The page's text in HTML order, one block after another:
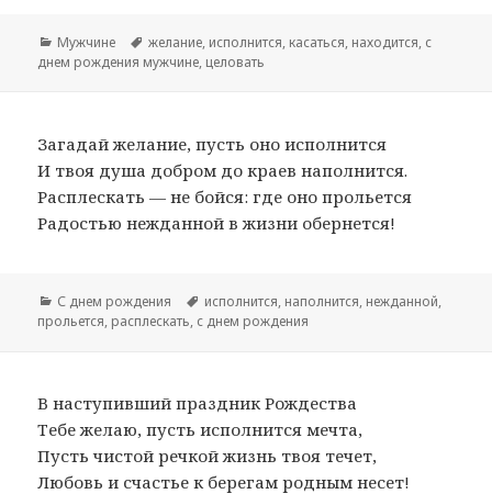
Рубрики
Мужчине Метки
желание, исполнится, касаться, находится, с
днем рождения мужчине, целовать
Загадай желание, пусть оно исполнится
И твоя душа добром до краев наполнится.
Расплескать — не бойся: где оно прольется
Радостью нежданной в жизни обернется!
Рубрики
С днем рождения Метки
исполнится, наполнится, нежданной,
прольется, расплескать, с днем рождения
В наступивший праздник Рождества
Тебе желаю, пусть исполнится мечта,
Пусть чистой речкой жизнь твоя течет,
Любовь и счастье к берегам родным несет!